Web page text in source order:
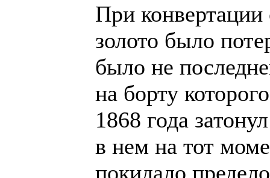
При
золото было
было не
на борту
1868 года
в нем на тот
покидало